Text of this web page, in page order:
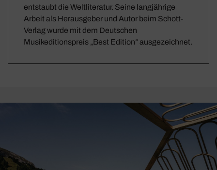
entstaubt die Weltliteratur. Seine langjährige
Arbeit als Herausgeber und Autor beim Schott-
Verlag wurde mit dem Deutschen
Musikeditionspreis „Best Edition“ ausgezeichnet.